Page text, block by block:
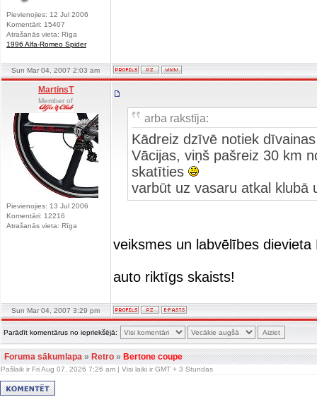
Pievienojies: 12 Jul 2006
Komentāri: 15407
Atrašanās vieta: Rīga
1996 Alfa-Romeo Spider
Sun Mar 04, 2007 2:03 am
MartinsT
Member of
Pievienojies: 13 Jul 2006
Komentāri: 12216
Atrašanās vieta: Rīga
arba rakstīja:
Kādreiz dzīvē notiek
Vācijas, viņš pašreiz 30 km
skatīties
varbūt uz vasaru atkal klubā
veiksmes un labvēlībes
auto riktīgs skaists!
Sun Mar 04, 2007 3:29 pm
Parādīt komentārus no iepriekšējā:
Foruma sākumlapa»Retro»Bertone coupe
Pašlaik ir Fri Aug 07, 2026 7:26 am | Visi laiki ir GMT + 3 Stundas